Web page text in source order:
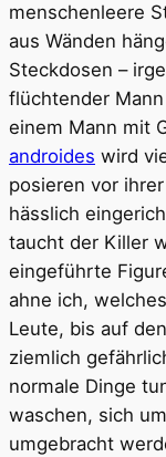
menschenleere
aus Wänden
Steckdosen –
flüchtender
einem Mann mit
androides wird
posieren vor
hässlich
taucht der Killer
eingeführte
ahne ich,
Leute, bis auf
ziemlich
normale Dinge
waschen, sich
umgebracht